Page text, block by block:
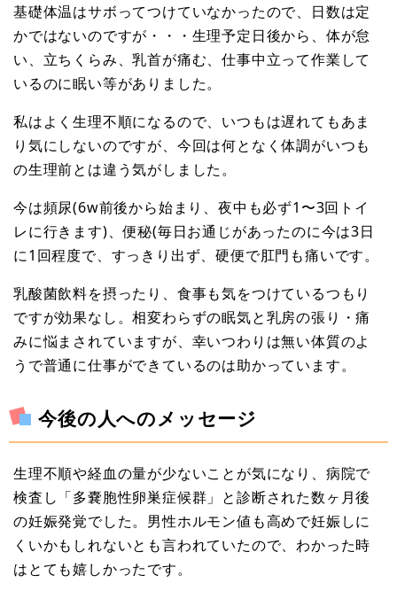
基礎体温はサボってつけていなかったので、日数は定
かではないのですが・・・生理予定日後から、体が怠
い、立ちくらみ、乳首が痛む、仕事中立って作業して
いるのに眠い等がありました。
私はよく生理不順になるので、いつもは遅れてもあま
り気にしないのですが、今回は何となく体調がいつも
の生理前とは違う気がしました。
今は頻尿(6w前後から始まり、夜中も必ず1〜3回トイ
レに行きます)、便秘(毎日お通じがあったのに今は3日
に1回程度で、すっきり出ず、硬便で肛門も痛いです。
乳酸菌飲料を摂ったり、食事も気をつけているつもり
ですが効果なし。相変わらずの眠気と乳房の張り・痛
みに悩まされていますが、幸いつわりは無い体質のよ
うで普通に仕事ができているのは助かっています。
今後の人へのメッセージ
生理不順や経血の量が少ないことが気になり、病院で
検査し「多嚢胞性卵巣症候群」と診断された数ヶ月後
の妊娠発覚でした。男性ホルモン値も高めで妊娠しに
くいかもしれないとも言われていたので、わかった時
はとても嬉しかったです。